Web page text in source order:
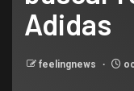
Adidas
feelingnews